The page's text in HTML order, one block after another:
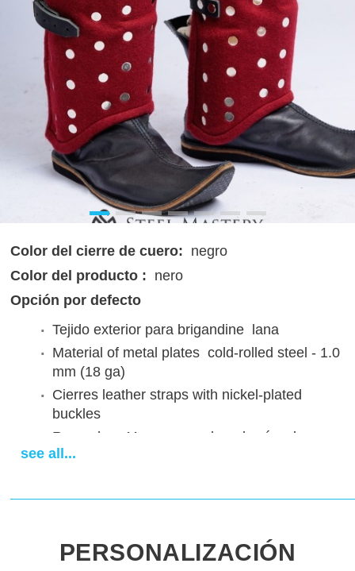
Color del cierre de cuero: negro
Color del producto : nero
Opción por defecto
Tejido exterior para brigandine
lana
Material of metal plates cold-rolled steel - 1.0
mm (18 ga)
Cierres leather straps with nickel-plated
buckles
Remaches
11 mm remaches de níquel
Diseño bicolor
see all...
PERSONALIZACIÓN